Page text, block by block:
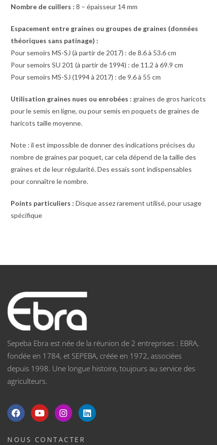
Nombre de cuillers : 8 – épaisseur 14 mm
Espacement entre graines ou groupes de graines (données
théoriques sans patinage) :
Pour semoirs MS-SJ (à partir de 2017) : de 8.6 à 53.6 cm
Pour semoirs SU 201 (à partir de 1994) : de 11.2 à 69.9 cm
Pour semoirs MS-SJ (1994 à 2017) : de 9.6 à 55 cm
Utilisation graines nues ou enrobées : graines de gros haricots
pour le semis en ligne, ou pour semis en poquets de graines de
haricots taille moyenne.
Note : il est impossible de donner des indications précises du
nombre de graines par poquet, car cela dépend de la taille des
graines et de leur régularité. Des essais sont indispensables
pour connaître le nombre.
Points particuliers : Disque assez rarement utilisé, pour usage
spécifique
Sepeba Ebra est née de la réunion de 2 entreprises : EBRA,
fondée en 1784, et SEPEBA, créée en 1972, associées
depuis 1998. Une longue histoire, toujours au service des
agriculteurs.
NOUS CONTACTER